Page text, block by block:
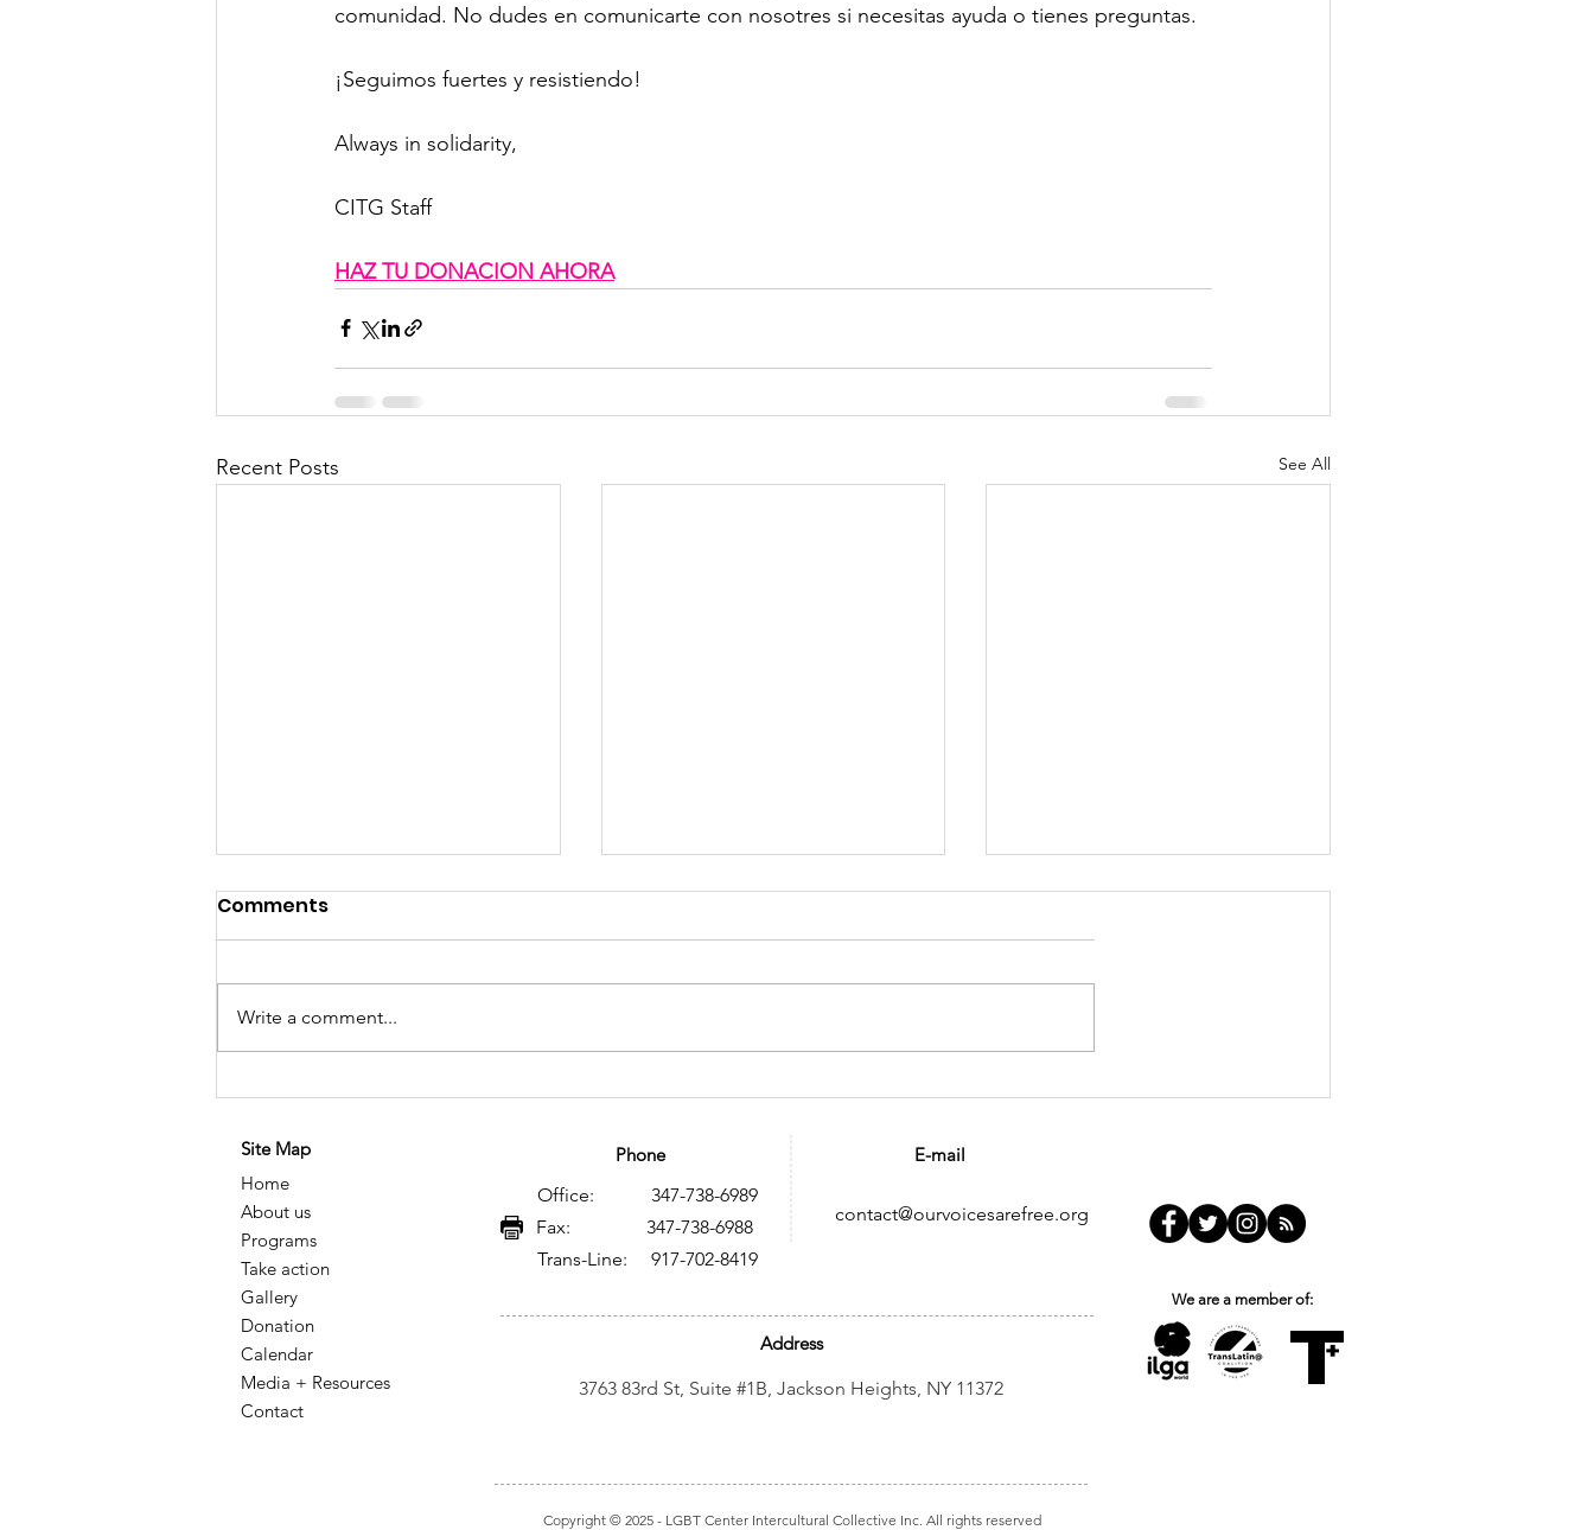
comunidad. No dudes en comunicarte con nosotres si necesitas ayuda o tienes preguntas.
¡Seguimos fuertes y resistiendo!
Always in solidarity,
CITG Staff
HAZ TU DONACION AHORA
Recent Posts See All
Historical Memory of HIV
Legacy of Resistance,
Knowledge, and Social
Transformation
Memoria histórica sobre
legado de resistencia,
conocimiento y
transformación social
Transmasculinities and
Comments
Write a comment...
Site Map
Home
About us
Programs
Take action
Gallery
Donation
Calendar
Media + Resources
Contact
E-mail
Phone
contact@ourvoicesarefree.org
Office: 347-738-6989
Fax: 347-738-6988
Trans-Line: 917-702-8419
Address
3763 83rd St, Suite #1B, Jackson Heights, NY 11372
We are a member of:
Copyright © 2025- LGBT Center Intercultural Collective Inc. All rights reserved